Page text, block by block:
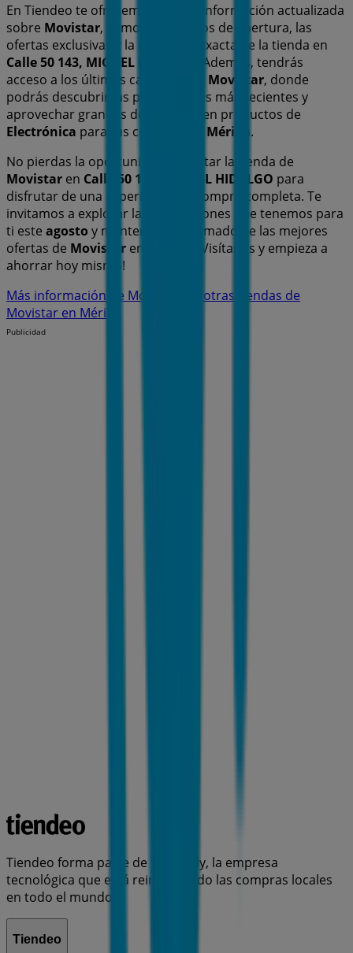
En Tiendeo te ofrecemos toda la información actualizada
sobre Movistar, como los horarios de apertura, las
ofertas exclusivas y la ubicación exacta de la tienda en
Calle 50 143, MIGUEL HIDALGO
. Además, tendrás
acceso a los últimos catálogos de Movistar, donde
podrás descubrir las promociones más recientes y
aprovechar grandes descuentos en productos de
Electrónica para tus compras en Mérida .
No pierdas la oportunidad de visitar la tienda de
Movistar en Calle 50 143, MIGUEL HIDALGO para
disfrutar de una experiencia de compra completa. Te
invitamos a explorar las promociones que tenemos para
ti este agosto y mantenerte informado de las mejores
ofertas de Movistar en
. ¡Visítanos y empieza a
ahorrar hoy mismo!
Más información de Movistar
Ver otras tiendas de
Movistar en Mérida
Publicidad
Tiendeo forma parte de Shopfully, la empresa
tecnológica que está reinventando las compras locales
en todo el mundo.
Tiendeo